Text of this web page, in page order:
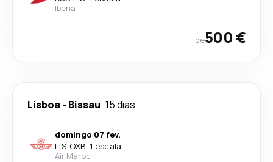
Iberia
de500 €
Lisboa- Bissau 15 dias
domingo 07 fev.
LIS-OXB· 1 escala
Air Maroc